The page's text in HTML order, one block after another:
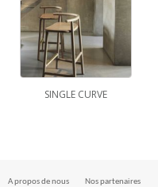
SINGLE CURVE
A propos de nous Nos partenaires